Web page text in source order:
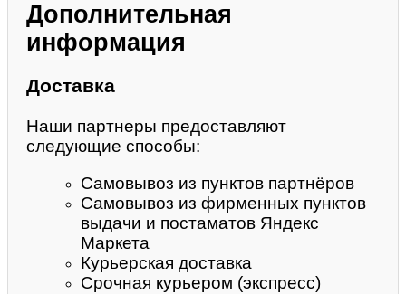
Дополнительная
информация
Доставка
Наши партнеры предоставляют
следующие способы:
Самовывоз из пунктов партнёров
Самовывоз из фирменных пунктов
выдачи и постаматов Яндекс
Маркета
Курьерская доставка
Срочная курьером (экспресс)